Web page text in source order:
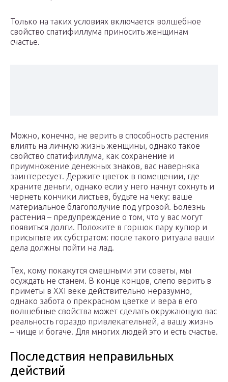
Только на таких условиях включается волшебное
свойство спатифиллума приносить женщинам
счастье.
Можно, конечно, не верить в способность растения
влиять на личную жизнь женщины, однако такое
свойство спатифиллума, как сохранение и
приумножение денежных знаков, вас наверняка
заинтересует. Держите цветок в помещении, где
храните деньги, однако если у него начнут сохнуть и
чернеть кончики листьев, будьте на чеку: ваше
материальное благополучие под угрозой. Болезнь
растения – предупреждение о том, что у вас могут
появиться долги. Положите в горшок пару купюр и
присыпьте их субстратом: после такого ритуала ваши
дела должны пойти на лад.
Тех, кому покажутся смешными эти советы, мы
осуждать не станем. В конце концов, слепо верить в
приметы в XXI веке действительно неразумно,
однако забота о прекрасном цветке и вера в его
волшебные свойства может сделать окружающую вас
реальность гораздо привлекательней, а вашу жизнь
– чище и богаче. Для многих людей это и есть счастье.
Последствия неправильных
действий